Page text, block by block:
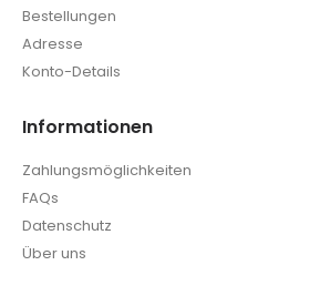
Bestellungen
Adresse
Konto-Details
Informationen
Zahlungsmöglichkeiten
FAQs
Datenschutz
Über uns